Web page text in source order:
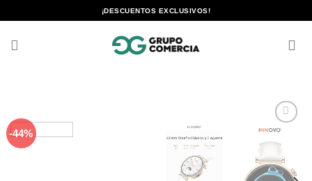
al
¡DESCUENTOS EXCLUSIVOS!
-44%
Añadir
a la
deseos